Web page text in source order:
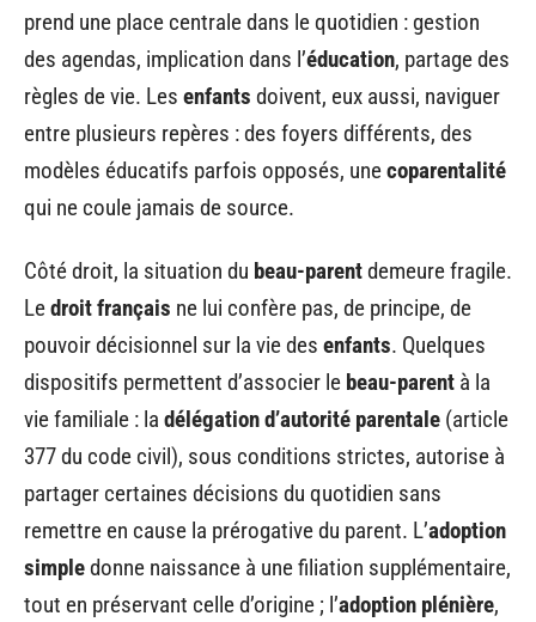
prend une place centrale dans le quotidien : gestion
des agendas, implication dans l’éducation, partage des
règles de vie. Les enfants doivent, eux aussi, naviguer
entre plusieurs repères : des foyers différents, des
modèles éducatifs parfois opposés, unecoparentalité
qui ne coule jamais de source.
Côté droit, la situation du beau-parentdemeure fragile.
Ledroit français ne lui confère pas, de principe, de
pouvoir décisionnel sur la vie des enfants. Quelques
dispositifs permettent d’associer le beau-parent à la
vie familiale : la délégation d’autorité parentale (article
377 du code civil), sous conditions strictes, autorise à
partager certaines décisions du quotidien sans
remettre en cause la prérogative du parent. L’adoption
simpledonne naissance à une filiation supplémentaire,
tout en préservant celle d’origine ; l’adoption plénière,